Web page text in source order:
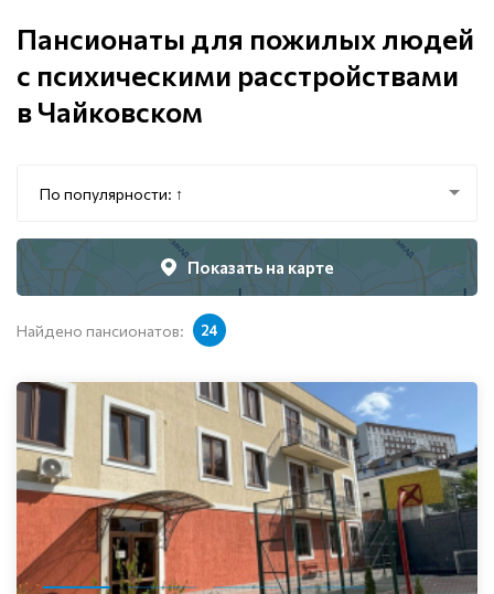
Пансионаты для пожилых людей
с психическими расстройствами
в Чайковском
По популярности: ↑
Показать на карте
Найдено пансионатов: 24